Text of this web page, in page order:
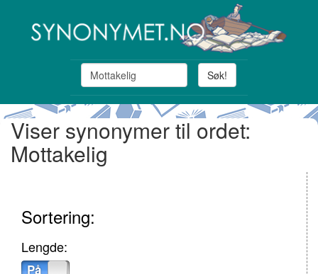
Søk!
Viser synonymer til ordet:
Mottakelig
Sortering:
Lengde:
På